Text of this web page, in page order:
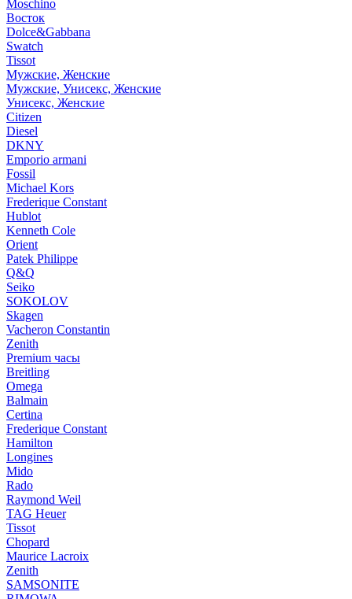
Moschino
Восток
Dolce&Gabbana
Swatch
Tissot
Мужские, Женские
Мужские, Унисекс, Женские
Унисекс, Женские
Citizen
Diesel
DKNY
Emporio armani
Fossil
Michael Kors
Frederique Constant
Hublot
Kenneth Cole
Orient
Patek Philippe
Q&Q
Seiko
SOKOLOV
Skagen
Vacheron Constantin
Zenith
Premium часы
Breitling
Omega
Balmain
Certina
Frederique Constant
Hamilton
Longines
Mido
Rado
Raymond Weil
TAG Heuer
Tissot
Chopard
Maurice Lacroix
Zenith
SAMSONITE